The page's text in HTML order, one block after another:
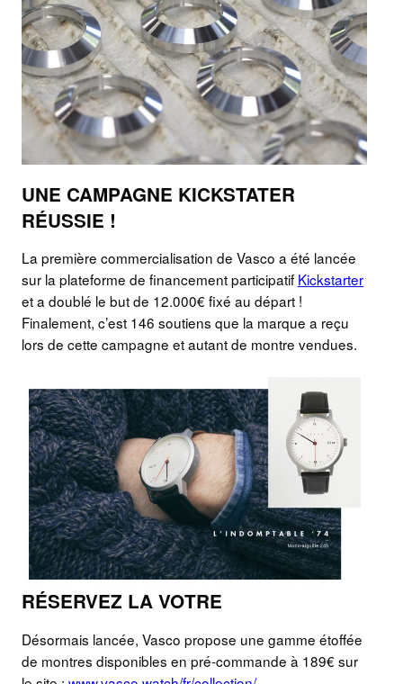
UNE CAMPAGNE KICKSTATER
RÉUSSIE !
La première commercialisation de Vasco a été lancée
sur la plateforme de financement participatif Kickstarter
et a doublé le but de 12.000€ fixé au départ !
Finalement, c’est 146 soutiens que la marque a reçu
lors de cette campagne et autant de montre vendues.
RÉSERVEZ LA VOTRE
Désormais lancée, Vasco propose une gamme étoffée
de montres disponibles en pré-commande à 189€ sur